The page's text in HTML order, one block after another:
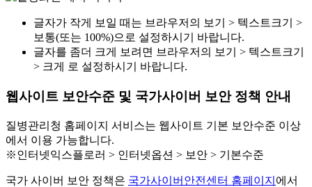
글자가 작게 보일 때는 브라우저의 보기 > 텍스트크기 >
보통(또는 100%)으로 설정하시기 바랍니다.
글자를 좀더 크게 보려면 브라우저의 보기 > 텍스트크기
> 크게 로 설정하시기 바랍니다.
웹사이트 보안수준 및 국가사이버 보안 정책 안내
질병관리청 홈페이지 서비스는 웹사이트 기본 보안수준 이상
에서 이용 가능합니다.
※인터넷익스플로러 > 인터넷옵션 > 보안 > 기본수준
국가 사이버 보안 정책은 국가사이버안전센터 홈페이지 에서